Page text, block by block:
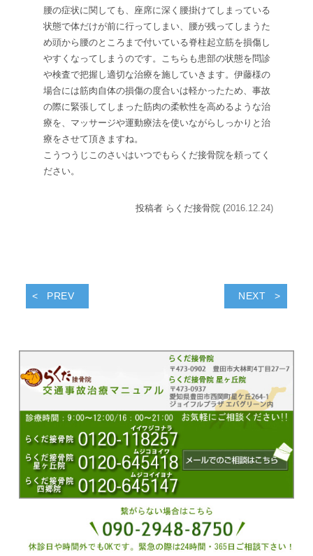
腰の症状に関しても、座席に深く腰掛けてしまっている
状態で体だけが前に行ってしまい、腰が残ってしまうた
め頭から腰のところまで付いている脊柱起立筋を損傷し
やすくなってしまうのです。こちらも患部の状態を問診
や検査で把握し適切な治療を施していきます。伊藤様の
場合には筋肉自体の損傷の度合いは軽かったため、事故
の際に緊張してしまった筋肉の柔軟性を高めるような治
療を、マッサージや運動療法を使いながらしっかりと治
療をさせて頂きますね。
こうつうじこのさいはいつでもらくだ接骨院を頼ってく
ださい。
投稿者 らくだ接骨院 (2016.12.24)
PREV NEXT